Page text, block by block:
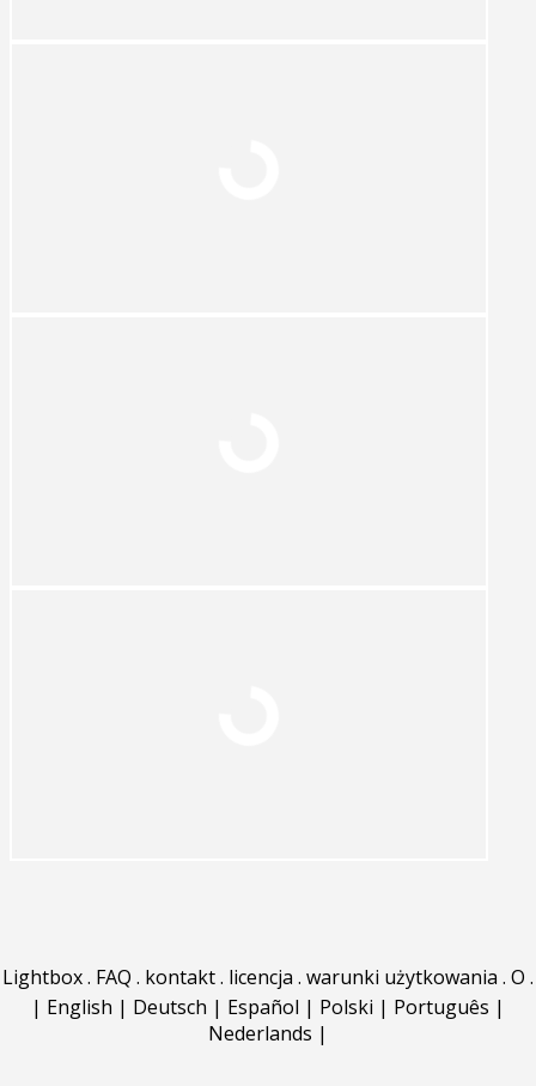
Lightbox. FAQ . kontakt. licencja . warunki użytkowania . O .
| English | Deutsch | Español | Polski | Português |
Nederlands |